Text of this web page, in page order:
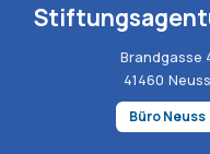
Brandgasse
41460 Neuss
Büro Neuss